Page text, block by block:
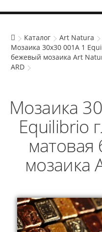
Каталог Art Natura
Мозаика 30x30 001A 1
бежевый мозаика Art
ARD
Мозаика
Equilibrio
мозаика